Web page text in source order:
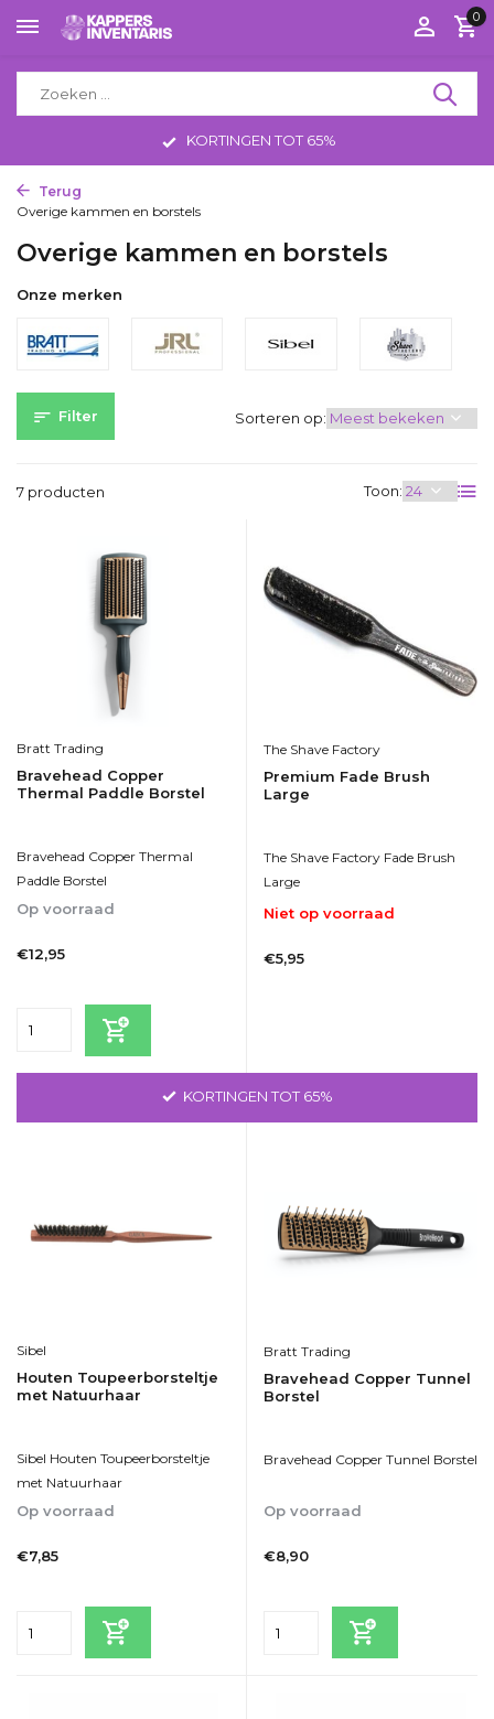
0
KORTINGEN TOT 65%
Terug
Overige kammen en borstels
Overige kammen en borstels
Onze merken
Filter
7 producten Toon:
Sorteren op:
Bratt Trading
Bravehead Copper
Thermal Paddle Borstel
Bravehead Copper Thermal
Paddle Borstel
Op voorraad
€12,95
The Shave Factory
Premium Fade Brush
Large
The Shave Factory Fade Brush
Large
Niet op voorraad
€5,95
KORTINGEN TOT 65%
Sibel
Houten Toupeerborsteltje
met Natuurhaar
Sibel Houten Toupeerborsteltje
met Natuurhaar
Op voorraad
€7,85
Bratt Trading
Bravehead Copper Tunnel
Borstel
Bravehead Copper Tunnel Borstel
Op voorraad
€8,90